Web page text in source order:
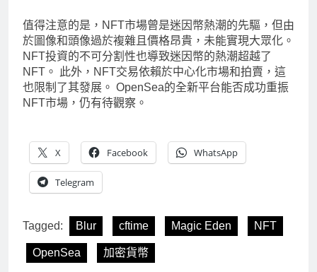
值得注意的是，NFT市場曾是迷因幣熱潮的先驅，但由
於圖像和頭像過於複雜且價格昂貴，未能實現大眾化。
NFT投資的不可分割性也導致迷因幣的熱潮超越了
NFT。 此外，NFT交易依賴於中心化市場和拍賣，這
也限制了其發展。 OpenSea的全新平台能否成功重振
NFT市場，仍有待觀察。
X Facebook WhatsApp
Telegram
Tagged: Blur cftime Magic Eden NFT
OpenSea 加密貨幣